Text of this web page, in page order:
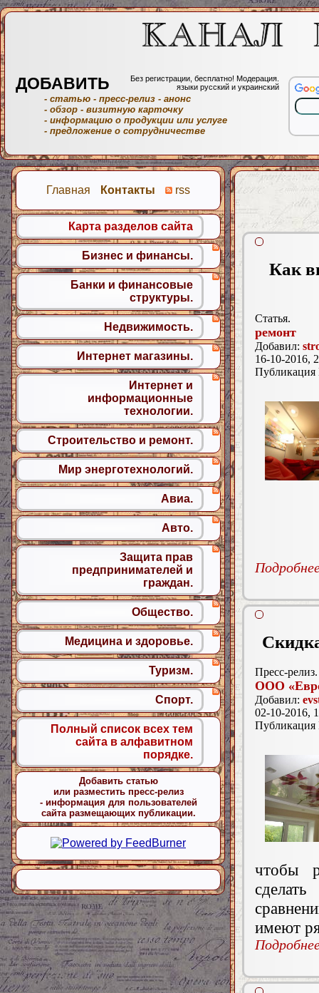
Как
Статья.
ремонт
Добавил:
16-10-2016,
Пресс-релиз.
ООО
Добавил:
02-10-2016,
чтобы
имеют
Главная Контакты rss
Карта разделов сайта
Бизнес и финансы.
Банки и финансовые
структуры.
Недвижимость.
Интернет магазины.
Интернет и
информационные
технологии.
Строительство и ремонт.
Мир энерготехнологий.
Авиа.
Авто.
Защита прав
предпринимателей и
граждан.
Общество.
Медицина и здоровье.
Туризм.
Спорт.
Полный список всех тем
сайта в алфавитном
порядке.
Добавить статью
или разместить пресс-релиз
- информация для пользователей
сайта размещающих публикации.
ДОБАВИТЬ
Без регистрации, бесплатно! Модерация.
языки русский и украинский
- статью - пресс-релиз - анонс
- обзор - визитную карточку
- информацию о продукции или услуге
- предложение о сотрудничестве